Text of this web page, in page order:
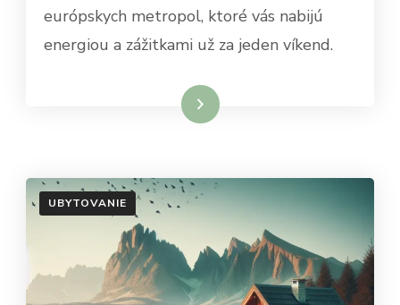
európskych metropol, ktoré vás nabijú
energiou a zážitkami už za jeden víkend.
Dowiedz się więcej
UBYTOVANIE